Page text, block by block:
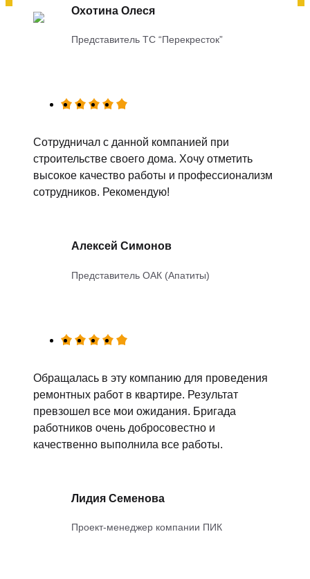
Охотина Олеся
Представитель ТС “Перекресток”
Сотрудничал с данной компанией при
строительстве своего дома. Хочу отметить
высокое качество работы и профессионализм
сотрудников. Рекомендую!
Алексей Симонов
Представитель ОАК (Апатиты)
Обращалась в эту компанию для проведения
ремонтных работ в квартире. Результат
превзошел все мои ожидания. Бригада
работников очень добросовестно и
качественно выполнила все работы.
Лидия Семенова
Проект-менеджер компании ПИК